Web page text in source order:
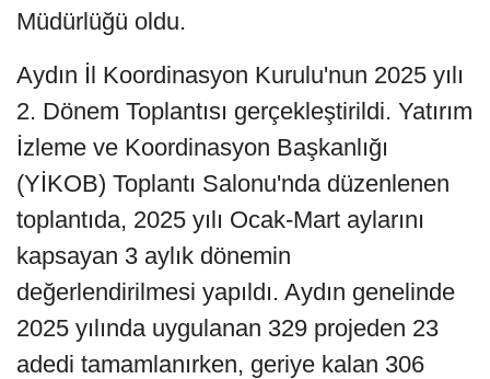
Müdürlüğü oldu.
Aydın İl Koordinasyon Kurulu'nun 2025 yılı
2. Dönem Toplantısı gerçekleştirildi. Yatırım
İzleme ve Koordinasyon Başkanlığı
(YİKOB) Toplantı Salonu'nda düzenlenen
toplantıda, 2025 yılı Ocak-Mart aylarını
kapsayan 3 aylık dönemin
değerlendirilmesi yapıldı. Aydın genelinde
2025 yılında uygulanan 329 projeden 23
adedi tamamlanırken, geriye kalan 306